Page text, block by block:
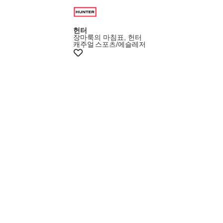
헌터
장마룩의 마침표, 헌터
캐주얼 스포츠/에슬레저